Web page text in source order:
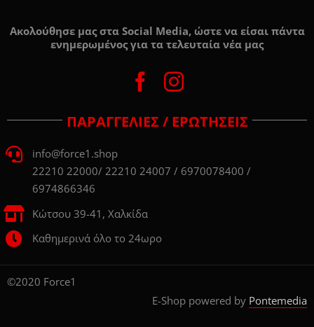
Ακολούθησε μας στα Social Media, ώστε να είσαι πάντα
ενημερωμένος για τα τελευταία νέα μας
ΠΑΡΑΓΓΕΛΙΕΣ / ΕΡΩΤΗΣΕΙΣ
info@force1.shop
22210 22000/ 22210 24007 / 6970078400 /
6974866346
Κώτσου 39-41, Χαλκίδα
Καθημερινά όλο το 24ωρο
©2020 Force1
E-Shop powered by Pontemedia